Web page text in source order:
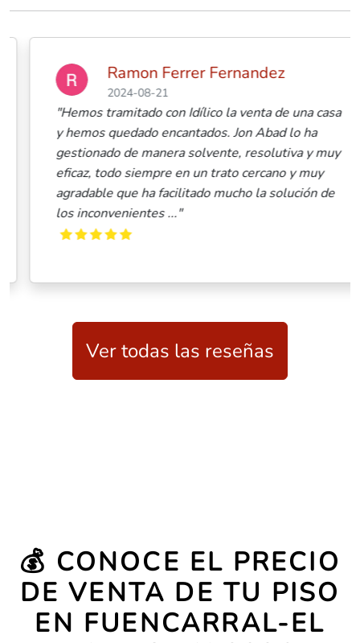
Ramon Ferrer Fernandez
2024-08-21
"Hemos tramitado con Idílico la venta de una casa
y hemos quedado encantados. Jon Abad lo ha
gestionado de manera solvente, resolutiva y muy
eficaz, todo siempre en un trato cercano y muy
agradable que ha facilitado mucho la solución de
los inconvenientes ..."
Ver todas las reseñas
💰 CONOCE EL PRECIO
DE VENTA DE TU PISO
EN FUENCARRAL-EL